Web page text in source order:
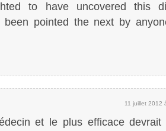
to have uncovered this
been pointed the next by
11 juillet 2012
et le plus efficace